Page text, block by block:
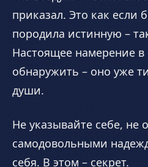
приказал. Это как если
породила истинную –
Настоящее намерение
обнаружить – оно уже
души.
Не указывайте себе, не
самодовольными
себя. В этом – секрет.